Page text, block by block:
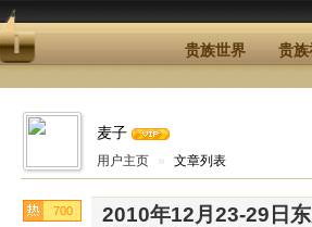
贵族世界 贵族
麦子
用户主页 » 文章列表
700 2010年12月23-29日